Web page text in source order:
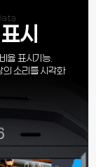
시
율 표시기능.
의 소리를 시각화